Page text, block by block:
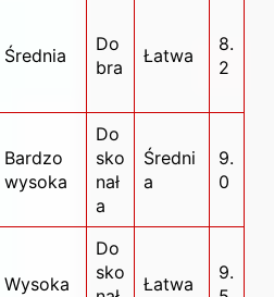
Średnia
Do
bra
Łatwa
8.
2
Bardzo
wysoka
Do
sko
nał
a
Średni
a
9.
0
Wysoka
Do
sko
Łatwa
9.